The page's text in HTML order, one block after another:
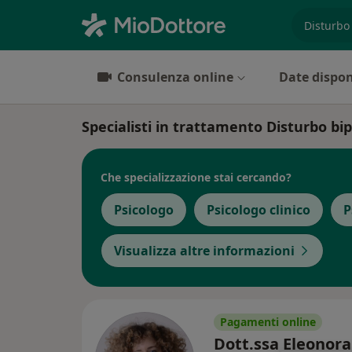
Consulenza online Date
Specialisti in trattamento Disturbo
Che specializzazione stai cercando?
Psicologo Psicologo clinico
Visualizza altre informazioni
Pagamenti online
Dott.ssa